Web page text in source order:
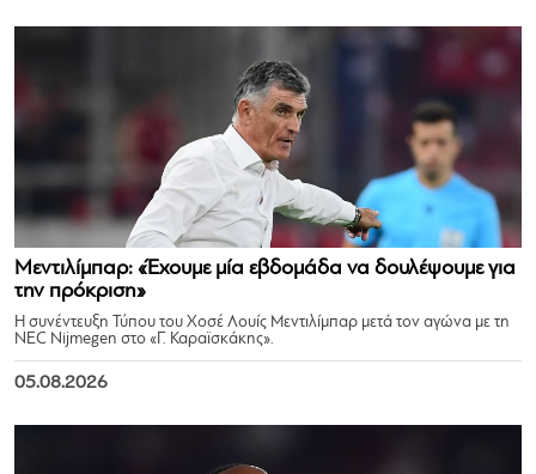
Μεντιλίμπαρ: «Έχουμε μία εβδομάδα να δουλέψουμε για
την πρόκριση»
Η συνέντευξη Τύπου του Χοσέ Λουίς Μεντιλίμπαρ μετά τον αγώνα με τη
NEC Nijmegen στο «Γ. Καραϊσκάκης».
05.08.2026